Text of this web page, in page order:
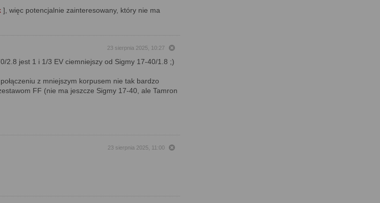
], więc potencjalnie zainteresowany, który nie ma
23 sierpnia 2025, 10:27
2.8 jest 1 i 1/3 EV ciemniejszy od Sigmy 17-40/1.8 ;)
z mniejszym korpusem nie tak bardzo
FF (nie ma jeszcze Sigmy 17-40, ale Tamron
23 sierpnia 2025, 11:00